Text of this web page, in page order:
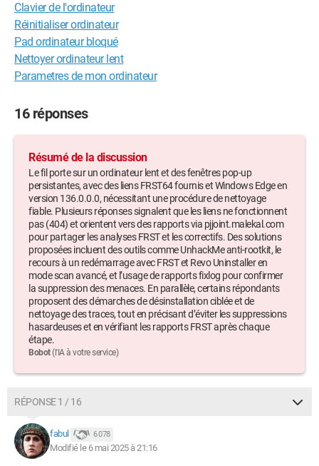
Windows / Edge 136.0.0.0
Clavier de l'ordinateur
Réinitialiser ordinateur
Pad ordinateur bloqué
Nettoyer ordinateur lent
Parametres de mon ordinateur
16 réponses
Résumé de la discussion
Le fil porte sur un ordinateur lent et des fenêtres pop-up
persistantes, avec des liens FRST64 fournis et Windows Edge en
version 136.0.0.0, nécessitant une procédure de nettoyage
fiable. Plusieurs réponses signalent que les liens ne fonctionnent
pas (404) et orientent vers des rapports via pjjoint.malekal.com
pour partager les analyses FRST et les correctifs. Des solutions
proposées incluent des outils comme UnhackMe anti-rootkit, le
recours à un redémarrage avec FRST et Revo Uninstaller en
mode scan avancé, et l’usage de rapports fixlog pour confirmer
la suppression des menaces. En parallèle, certains répondants
proposent des démarches de désinstallation ciblée et de
nettoyage des traces, tout en précisant d’éviter les suppressions
hasardeuses et en vérifiant les rapports FRST après chaque
étape.
Bobot(l'IA à votre service)
RÉPONSE 1 / 16
fabul 6 078
Modifié le 6 mai 2025 à 21:16